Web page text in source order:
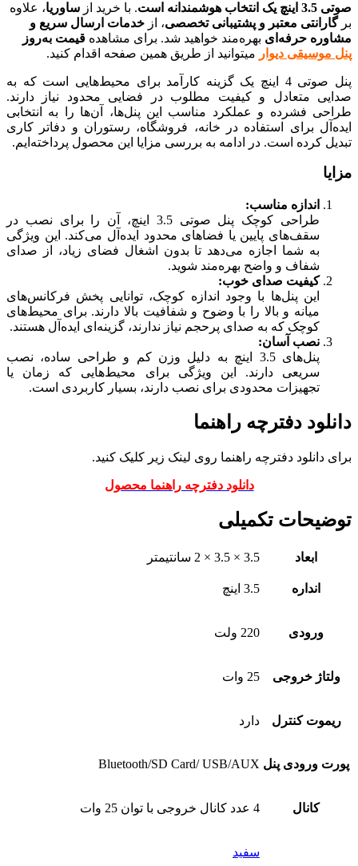
صوتی 3.5 اینچ یک انتخاب هوشمندانه است . با خرید از ساوریا، علاوه
برگارانتی معتبر و پشتیبانی تخصصی، از خدمات ارسال سریع و
مشاوره حرفه‌ای بهره‌مند خواهید شد. برای مشاهده قیمت به‌روز
پنل موسیقی دیوار میتوانید از طریق همین صفحه اقدام کنید.
پنل صوتی 4 اینچ یک گزینه کارآمد برای محیط‌هایی است که به
صدایی متعادل و کیفیت مطلوب در فضایی محدود نیاز دارند.
طراحی فشرده و عملکرد مناسب این پنل‌ها، آن‌ها را به انتخابی
ایده‌آل برای استفاده در خانه، فروشگاه، رستوران و دفاتر کاری
تبدیل کرده است. در ادامه به بررسی مزایا این محصول پرداخته‌ایم.
مزایا
اندازه مناسب:
طراحی کوچک پنل صوتی 3.5 اینچ، آن را برای نصب در
سقف‌های پایین یا فضاهای محدود ایده‌آل می‌کند. این ویژگی
به شما اجازه می‌دهد تا بدون اشغال فضای زیاد، از صدای
شفاف و واضح بهره‌مند شوید.
کیفیت صدای خوب:
این پنل‌ها با وجود اندازه کوچک، توانایی پخش فرکانس‌های
میانه و بالا را با وضوح و شفافیت بالا دارند. برای محیط‌های
کوچک که به صدای پرحجم نیاز ندارند، گزینه‌ای ایده‌آل هستند.
نصب آسان:
پنل‌های 3.5 اینچ به دلیل وزن کم و طراحی ساده، نصب
سریعی دارند. این ویژگی برای محیط‌هایی که زمان یا
تجهیزات محدودی برای نصب دارند، بسیار کاربردی است.
دانلود دفترچه راهنما
برای دانلود دفترچه راهنما روی لینک زیر کلیک کنید.
دانلود دفترچه راهنما محصول
توضیحات تکمیلی
ابعاد 3.5 × 3.5 × 2 سانتیمتر
انداره 3.5 اینچ
ورودی 220 ولت
ولتاژ خروجی 25 وات
ریموت کنترل دارد
پورت ورودی پنل Bluetooth/SD Card/ USB/AUX
کانال 4 عدد کانال خروجی با توان 25 وات
سفید